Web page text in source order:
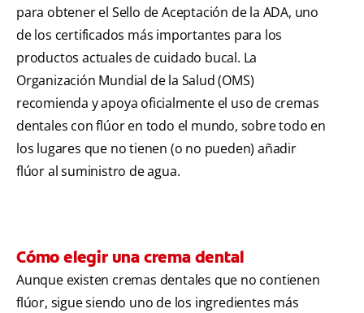
para obtener el Sello de Aceptación de la ADA, uno
de los certificados más importantes para los
productos actuales de cuidado bucal. La
Organización Mundial de la Salud (OMS)
recomienda y apoya oficialmente el uso de cremas
dentales con flúor en todo el mundo, sobre todo en
los lugares que no tienen (o no pueden) añadir
flúor al suministro de agua.
Cómo elegir una crema dental
Aunque existen cremas dentales que no contienen
flúor, sigue siendo uno de los ingredientes más